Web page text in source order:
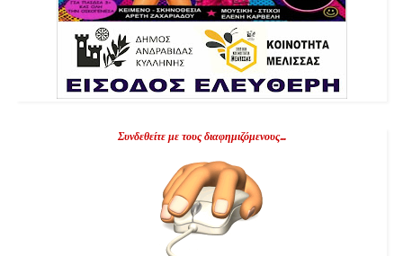
Συνδεθείτε με τους διαφημιζόμενους...